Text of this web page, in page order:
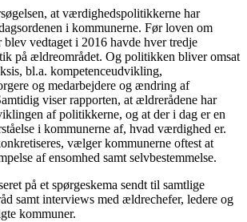
at værdighedspolitikkerne har
i kommunerne. Før loven om
vedtaget i 2016 havde hver tredje
på ældreområdet. Og politikken bliver omsat
bl.a. kompetenceudvikling,
og medarbejdere og ændring af
viser rapporten, at ældrerådene har
af politikkerne, og at der i dag er en
i kommunerne af, hvad værdighed er.
vælger kommunerne oftest at
af ensomhed samt selvbestemmelse.
på et spørgeskema sendt til samtlige
samt interviews med ældrechefer, ledere og
kommuner.